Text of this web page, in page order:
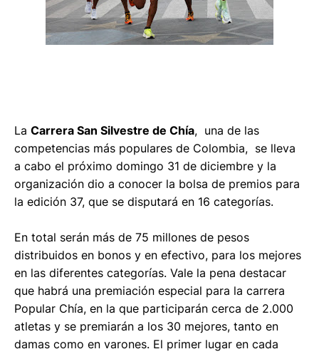
La Carrera San Silvestre de Chía, una de las
competencias más populares de Colombia, se lleva
a cabo el próximo domingo 31 de diciembre y la
organización dio a conocer la bolsa de premios para
la edición 37, que se disputará en 16 categorías.
En total serán más de 75 millones de pesos
distribuidos en bonos y en efectivo, para los mejores
en las diferentes categorías. Vale la pena destacar
que habrá una premiación especial para la carrera
Popular Chía, en la que participarán cerca de 2.000
atletas y se premiarán a los 30 mejores, tanto en
damas como en varones. El primer lugar en cada